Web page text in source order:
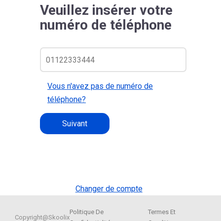
Veuillez insérer votre
numéro de téléphone
Vous n'avez pas de numéro de
téléphone?
Suivant
Changer de compte
Copyright@Skoolix
Politique De
Termes Et